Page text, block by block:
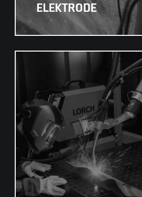
ELEKTRODE